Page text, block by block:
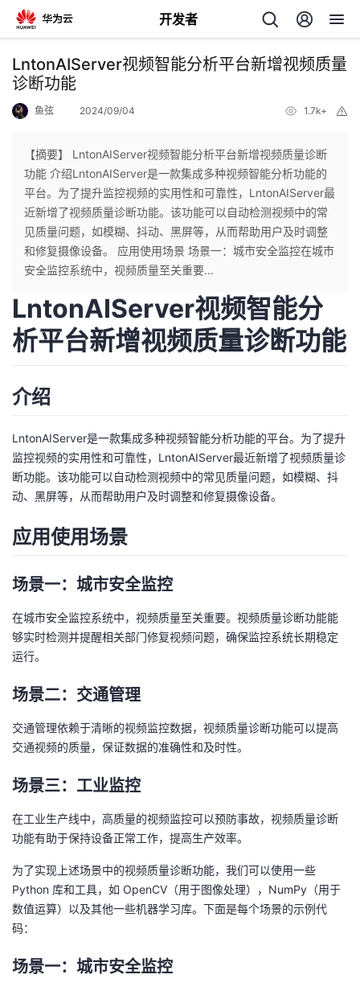
开发者
返
回
个
人
主
页
我
的
开
发
者
的
博
客
我
的
论
坛
我
的
圈
子
我
的
直
播
我
的
活
动
我
的
关
注
我
的
开
发
者
堂
的
我
我
的
Programs
我
的
支
我
技
的
LntonAIServer视频智能分析平台新增视频质量
诊断功能
鱼弦 2024/09/04 1.7k+
【摘要】 LntonAIServer视频智能分析平台新增视频质量诊断
功能 介绍LntonAIServer是一款集成多种视频智能分析功能的
平台。为了提升监控视频的实用性和可靠性，LntonAIServer最
近新增了视频质量诊断功能。该功能可以自动检测视频中的常
见质量问题，如模糊、抖动、黑屏等，从而帮助用户及时调整
和修复摄像设备。 应用使用场景 场景一：城市安全监控在城市
安全监控系统中，视频质量至关重要...
LntonAIServer视频智能分
析平台新增视频质量诊断功能
介绍
LntonAIServer是一款集成多种视频智能分析功能的平台。为了提升
监控视频的实用性和可靠性，LntonAIServer最近新增了视频质量诊
断功能。该功能可以自动检测视频中的常见质量问题，如模糊、抖
动、黑屏等，从而帮助用户及时调整和修复摄像设备。
应用使用场景
场景一：城市安全监控
在城市安全监控系统中，视频质量至关重要。视频质量诊断功能能
够实时检测并提醒相关部门修复视频问题，确保监控系统长期稳定
运行。
场景二：交通管理
交通管理依赖于清晰的视频监控数据，视频质量诊断功能可以提高
交通视频的质量，保证数据的准确性和及时性。
场景三：工业监控
在工业生产线中，高质量的视频监控可以预防事故，视频质量诊断
功能有助于保持设备正常工作，提高生产效率。
为了实现上述场景中的视频质量诊断功能，我们可以使用一些
Python 库和工具，如 OpenCV（用于图像处理），NumPy（用于
数值运算）以及其他一些机器学习库。下面是每个场景的示例代
码：
场景一：城市安全监控